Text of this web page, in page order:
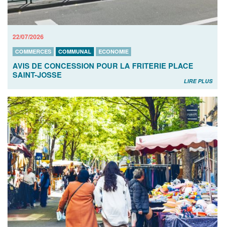
22/07/2026
COMMERCES COMMUNAL ECONOMIE
AVIS DE CONCESSION POUR LA FRITERIE PLACE
SAINT-JOSSE
LIRE PLUS